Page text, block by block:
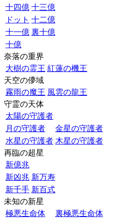
十四億 十三億
ドット 十二億
十一億 裏十億
十億
奈落の重界
大樹の霊王 紅蓮の機王
天空の儚域
霧雨の魔王 風雲の龍王
守霊の天体
太陽の守護者
月の守護者
金星の守護者
水星の守護者 木星の守護者
再臨の超星
新億兆
新凶兆 新万寿
新千手 新百式
未知の新星
極悪生命体
裏極悪生命体